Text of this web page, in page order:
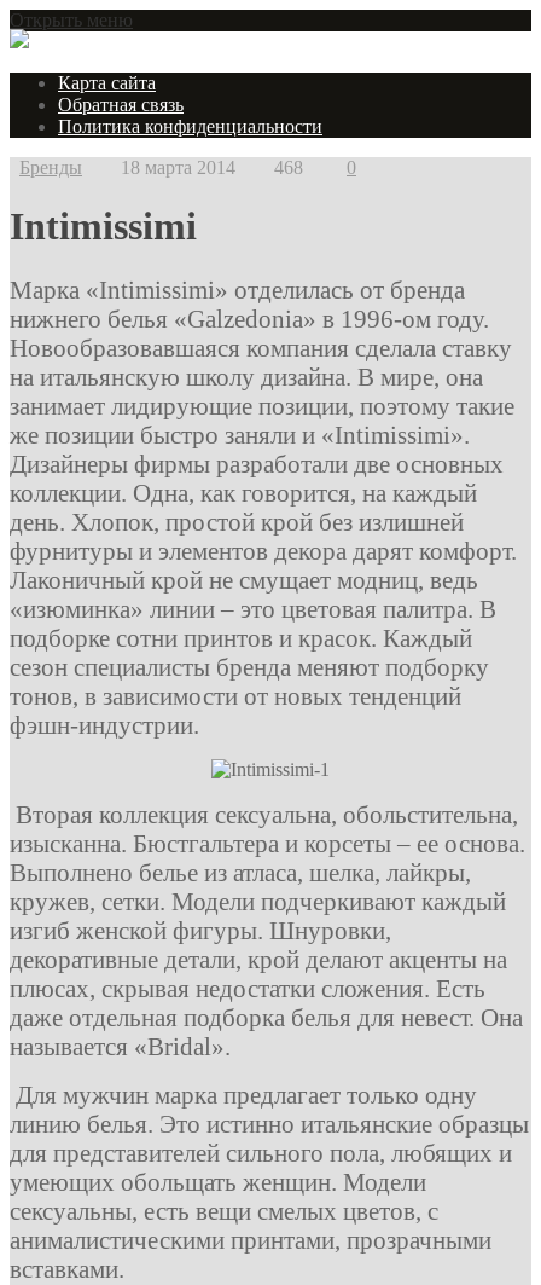
Открыть меню
Карта сайта
Обратная связь
Политика конфиденциальности
Бренды
18 марта 2014 468 0
Intimissimi
Марка «Intimissimi» отделилась от бренда
нижнего белья «Galzedonia» в 1996-ом году.
Новообразовавшаяся компания сделала ставку
на итальянскую школу дизайна. В мире, она
занимает лидирующие позиции, поэтому такие
же позиции быстро заняли и «Intimissimi».
Дизайнеры фирмы разработали две основных
коллекции. Одна, как говорится, на каждый
день. Хлопок, простой крой без излишней
фурнитуры и элементов декора дарят комфорт.
Лаконичный крой не смущает модниц, ведь
«изюминка» линии – это цветовая палитра. В
подборке сотни принтов и красок. Каждый
сезон специалисты бренда меняют подборку
тонов, в зависимости от новых тенденций
фэшн-индустрии.
Вторая коллекция сексуальна, обольстительна,
изысканна. Бюстгальтера и корсеты – ее основа.
Выполнено белье из атласа, шелка, лайкры,
кружев, сетки. Модели подчеркивают каждый
изгиб женской фигуры. Шнуровки,
декоративные детали, крой делают акценты на
плюсах, скрывая недостатки сложения. Есть
даже отдельная подборка белья для невест. Она
называется «Bridal».
Для мужчин марка предлагает только одну
линию белья. Это истинно итальянские образцы
для представителей сильного пола, любящих и
умеющих обольщать женщин. Модели
сексуальны, есть вещи смелых цветов, с
анималистическими принтами, прозрачными
вставками.